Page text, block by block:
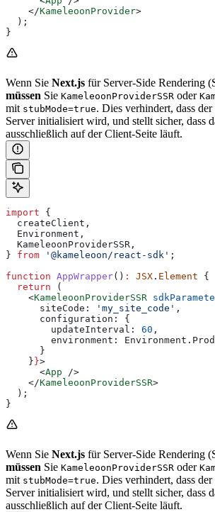
    </
KameleoonProvider>
  );
}
Wenn Sie Next.js für Server-Side Rendering
müssen Sie KameleoonProviderSSR oder
mit stubMode=true. Dies verhindert, dass
Server initialisiert wird, und stellt sicher, dass
ausschließlich auf der Client-Seite läuft.
import {
  createClient
,
  Environment
,
  KameleoonProviderSSR
,
} from '@kameleoon/react-sdk' ;
function AppWrapper() : JSX . Element {
  return
(
    <
KameleoonProviderSSR
      siteCode:
'my_site_code' ,
      configuration:
{
        updateInterval:
60 ,
        environment:
Environment .
      }
    }
}>
      <
App />
    </
KameleoonProviderSSR>
  );
}
Wenn Sie Next.js für Server-Side Rendering
müssen Sie KameleoonProviderSSR oder
mit stubMode=true. Dies verhindert, dass
Server initialisiert wird, und stellt sicher, dass
ausschließlich auf der Client-Seite läuft.